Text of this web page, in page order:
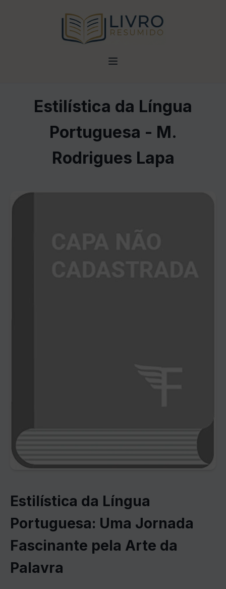
Estilística da Língua
Portuguesa - M.
Rodrigues Lapa
Estilística da Língua
Portuguesa: Uma Jornada
Fascinante pela Arte da
Palavra